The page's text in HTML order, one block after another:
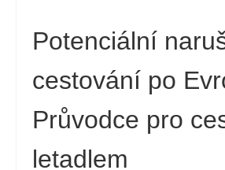
Potenciální
cestování po
Průvodce pro
letadlem